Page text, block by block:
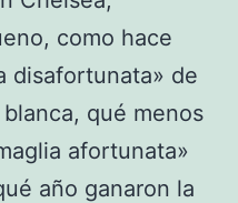
como hace
disafortunata» de
qué menos
afortunata»
año ganaron la